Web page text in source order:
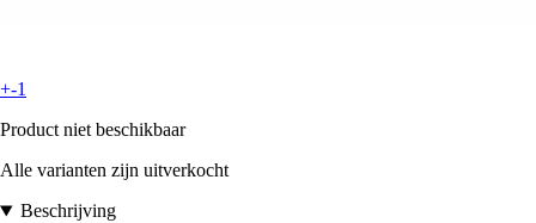
+-1
Product niet beschikbaar
Alle varianten zijn uitverkocht
Beschrijving